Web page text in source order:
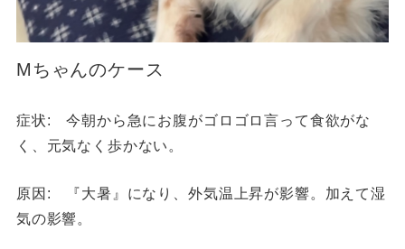
Mちゃんのケース
症状: 今朝から急にお腹がゴロゴロ言って食欲がな
く、元気なく歩かない。
原因: 『大暑』になり、外気温上昇が影響。加えて湿
気の影響。